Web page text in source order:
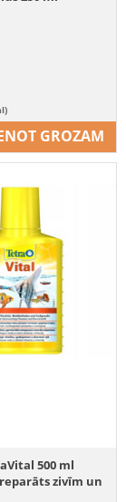
GROZAM
500 ml
zivīm un